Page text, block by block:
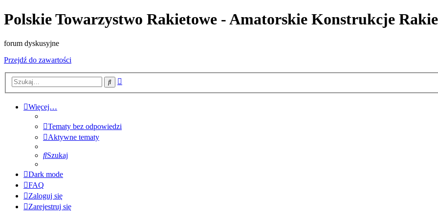
Polskie Towarzystwo Rakietowe - Amatorskie Konstrukcje
forum dyskusyjne
Przejdź do zawartości
Szukaj
Więcej…
Tematy bez odpowiedzi
Aktywne tematy
Szukaj
Dark mode
FAQ
Zaloguj się
Zarejestruj się